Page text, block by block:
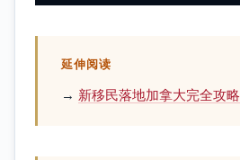
延伸阅读
→ 新移民落地加拿大完全攻略